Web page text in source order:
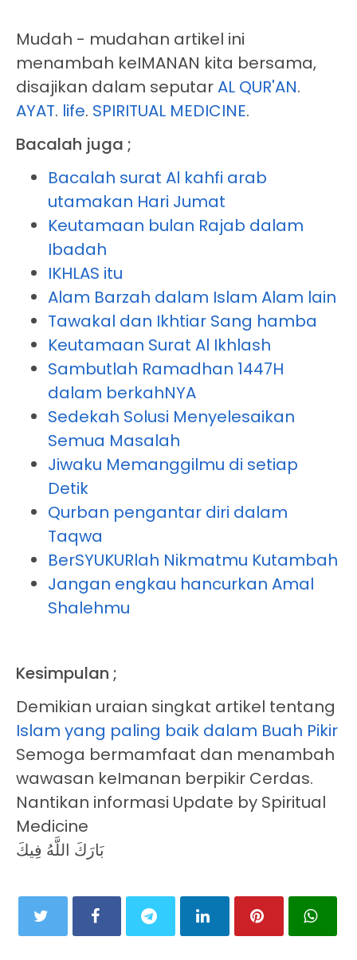
Mudah - mudahan artikel ini
menambah keIMANAN kita bersama,
disajikan dalam seputarAL QUR'AN.
AYAT. life. SPIRITUAL MEDICINE.
Bacalah juga ;
Bacalah surat Al kahfi arab
utamakan Hari Jumat
Keutamaan bulan Rajab dalam
Ibadah
IKHLAS itu
Alam Barzah dalam Islam Alam lain
Tawakal dan Ikhtiar Sang hamba
Keutamaan Surat Al Ikhlash
Sambutlah Ramadhan 1447H
dalam berkahNYA
Sedekah Solusi Menyelesaikan
Semua Masalah
Jiwaku Memanggilmu di setiap
Detik
Qurban pengantar diri dalam
Taqwa
BerSYUKURlah Nikmatmu Kutambah
Jangan engkau hancurkan Amal
Shalehmu
Kesimpulan ;
Demikian uraian singkat artikel tentang
Islam yang paling baik dalam Buah Pikir
Semoga bermamfaat dan menambah
wawasan keImanan berpikir Cerdas.
Nantikan informasi Update by Spiritual
Medicine
بَارَكَ اللَّهُ فِيكَ